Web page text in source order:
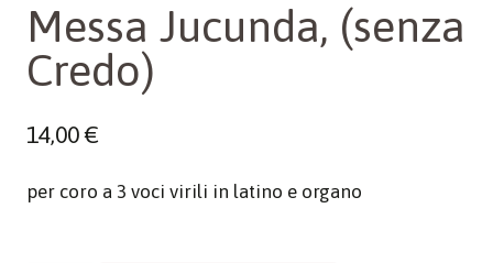
Messa Jucunda, (senza
Credo)
14,00€
per coro a 3 voci virili in latino e organo